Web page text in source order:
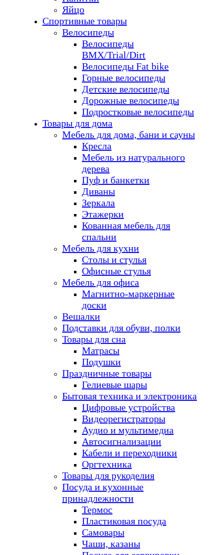
Яйцо
Спортивные товары
Велосипеды
Велосипеды
BMX/Trial/Dirt
Велосипеды Fat bike
Горные велосипеды
Детские велосипеды
Дорожные велосипеды
Подростковые велосипеды
Товары для дома
Мебель для дома, бани и сауны
Кресла
Мебель из натурального
дерева
Пуф и банкетки
Диваны
Зеркала
Этажерки
Кованная мебель для
спальни
Мебель для кухни
Столы и стулья
Офисные стулья
Мебель для офиса
Магнитно-маркерные
доски
Вешалки
Подставки для обуви, полки
Товары для сна
Матрасы
Подушки
Праздничные товары
Гелиевые шары
Бытовая техника и электроника
Цифровые устройства
Видеорегистраторы
Аудио и мультимедиа
Автосигнализации
Кабели и переходники
Оргтехника
Товары для рукоделия
Посуда и кухонные
принадлежности
Термос
Пластиковая посуда
Самовары
Чаши, казаны